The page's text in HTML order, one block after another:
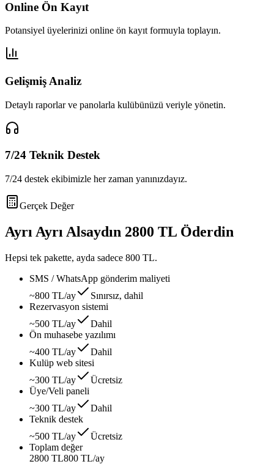
Online Ön Kayıt
Potansiyel üyelerinizi online ön kayıt formuyla toplayın.
Gelişmiş Analiz
Detaylı raporlar ve panolarla kulübünüzü veriyle yönetin.
7/24 Teknik Destek
7/24 destek ekibimizle her zaman yanınızdayız.
Gerçek Değer
Ayrı Ayrı Alsaydın 2800 TL Öderdin
Hepsi tek pakette, ayda sadece 800 TL.
SMS / WhatsApp gönderim maliyeti
~800 TL/ay
Sınırsız, dahil
Rezervasyon sistemi
~500 TL/ay
Dahil
Ön muhasebe yazılımı
~400 TL/ay
Dahil
Kulüp web sitesi
~300 TL/ay
Ücretsiz
Üye/Veli paneli
~300 TL/ay
Dahil
Teknik destek
~500 TL/ay
Ücretsiz
Toplam değer
2800 TL800 TL/ay